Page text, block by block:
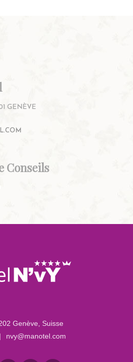
GENÈVE
Conseils
Genève, Suisse
| nvy@manotel.com